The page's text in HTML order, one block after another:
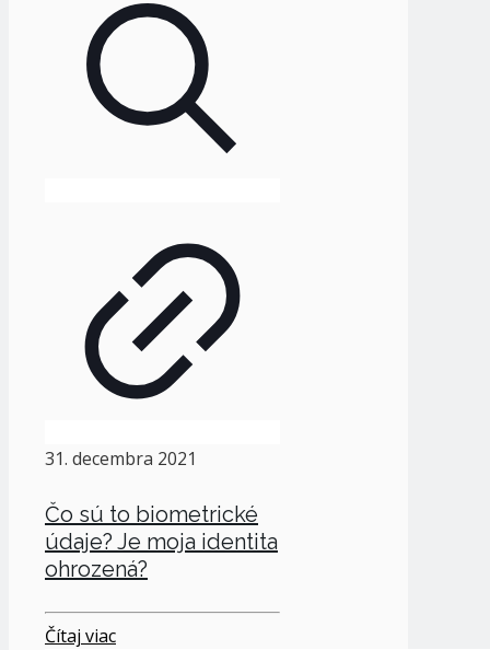
31. decembra 2021
Čo sú to biometrické
údaje? Je moja identita
ohrozená?
Čítaj viac